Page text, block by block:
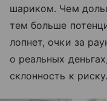
шариком. Чем
тем больше
лопнет, очки за
о реальных
склонность к риску.